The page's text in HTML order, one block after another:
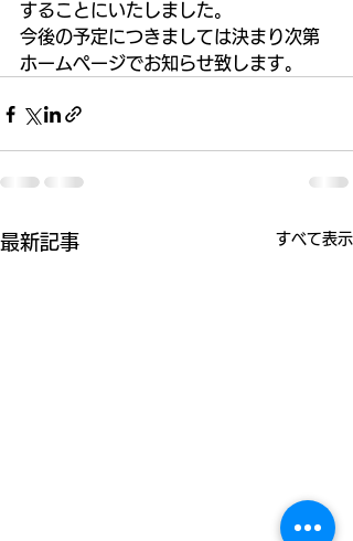
することにいたしました。
今後の予定につきましては決まり次第
ホームページでお知らせ致します。
最新記事 すべて表示